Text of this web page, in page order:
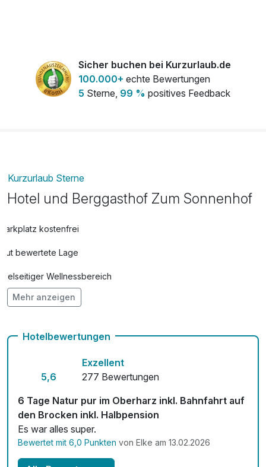
Nutzung des Wellnessbereichs pro Tag
pro Person
Sicher buchen bei Kurzurlaub.de
100.000+ echte Bewertungen
5 Sterne, 99 % positives Feedback
Kurzurlaub Sterne
Hotel und Berggasthof Zum Sonnenhof
Parkplatz kostenfrei
Gut bewertete Lage
Vielseitiger Wellnessbereich
Hunde im Hotel nicht erlaubt
Mehr anzeigen
Hotelbewertungen
5,6
Exzellent
277 Bewertungen
6 Tage Natur pur im Oberharz inkl. Bahnfahrt auf
den Brocken inkl. Halbpension
Es war alles super.
Bewertet mit 6,0 Punkten von Elke am 13.02.2026